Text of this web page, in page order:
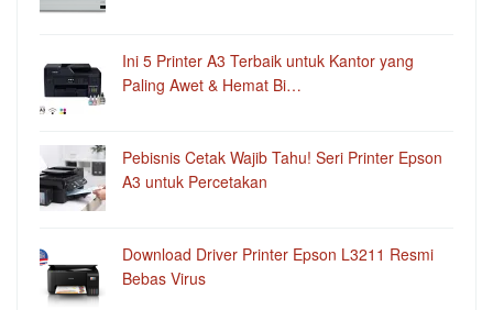
Ini 5 Printer A3 Terbaik untuk Kantor yang
Paling Awet & Hemat Bi…
Pebisnis Cetak Wajib Tahu! Seri Printer Epson
A3 untuk Percetakan
Download Driver Printer Epson L3211 Resmi
Bebas Virus